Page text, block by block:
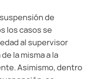
de
los casos se
al supervisor
la misma a la
Asimismo, dentro